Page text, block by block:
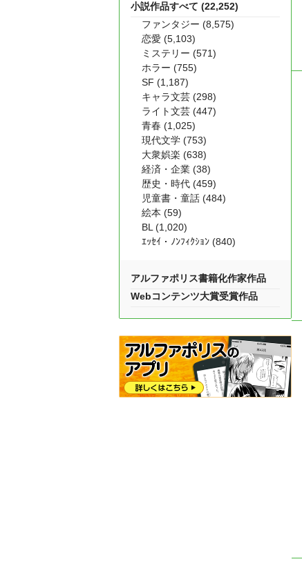
小説作品すべて (22,252)
ファンタジー (8,575)
恋愛 (5,103)
ミステリー (571)
ホラー (755)
SF (1,187)
キャラ文芸 (298)
ライト文芸 (447)
青春 (1,025)
現代文学 (753)
大衆娯楽 (638)
経済・企業 (38)
歴史・時代 (459)
児童書・童話 (484)
絵本 (59)
BL (1,020)
ｴｯｾｲ・ﾉﾝﾌｨｸｼｮﾝ (840)
アルファポリス書籍化作家作品
Webコンテンツ大賞受賞作品